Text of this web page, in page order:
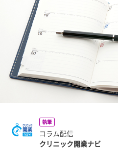
電子カルテ・ICT
集患のコツ
執筆
コラム配信
クリニック開業ナビ